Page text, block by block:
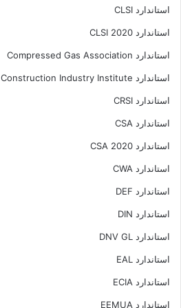
استاندارد CLSI
استاندارد CLSI 2020
استاندارد Compressed Gas Association
استاندارد Construction Industry Institute
استاندارد CRSI
استاندارد CSA
استاندارد CSA 2020
استاندارد CWA
استاندارد DEF
استاندارد DIN
استاندارد DNV GL
استاندارد EAL
استاندارد ECIA
استاندارد EEMUA